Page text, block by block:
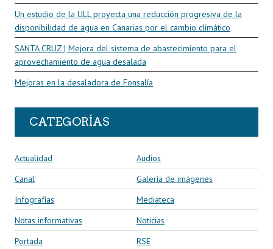
Un estudio de la ULL proyecta una reducción progresiva de la
disponibilidad de agua en Canarias por el cambio climático
SANTA CRUZ | Mejora del sistema de abastecimiento para el
aprovechamiento de agua desalada
Mejoras en la desaladora de Fonsalía
CATEGORÍAS
Actualidad
Audios
Canal
Galería de imágenes
Infografías
Mediateca
Notas informativas
Noticias
Portada
RSE